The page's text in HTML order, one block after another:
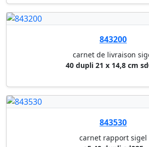
844000
carnet d'ordre ncr
50 dupli ligne 10,5 x 13,5
844030
carnet d'ordre ncr
50 dupli ligne 13,5 x 21